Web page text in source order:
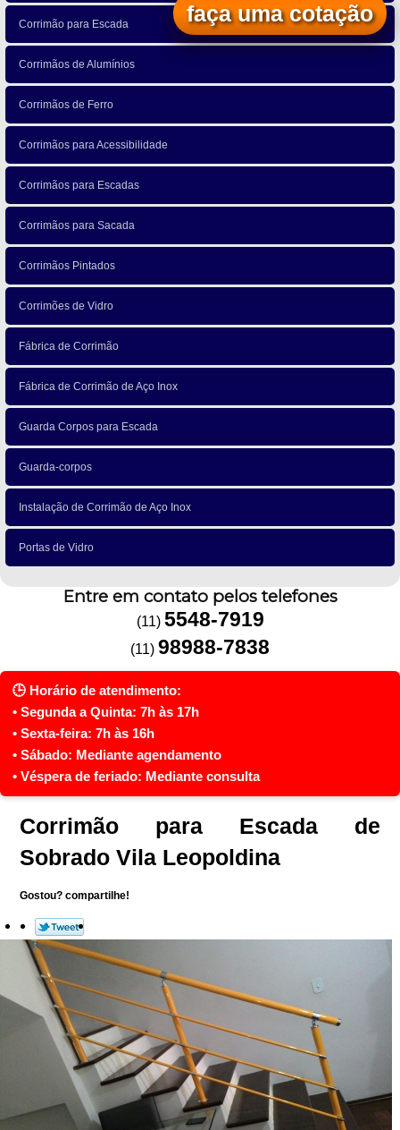
Corrimão para Escada
Corrimãos de Alumínios
Corrimãos de Ferro
Corrimãos para Acessibilidade
Corrimãos para Escadas
Corrimãos para Sacada
Corrimãos Pintados
Corrimões de Vidro
Fábrica de Corrimão
Fábrica de Corrimão de Aço Inox
Guarda Corpos para Escada
Guarda-corpos
Instalação de Corrimão de Aço Inox
Portas de Vidro
Entre em contato pelos telefones
(11) 5548-7919
(11) 98988-7838
Corrimão para Escada de
Sobrado Vila Leopoldina
Gostou? compartilhe!
faça uma cotação